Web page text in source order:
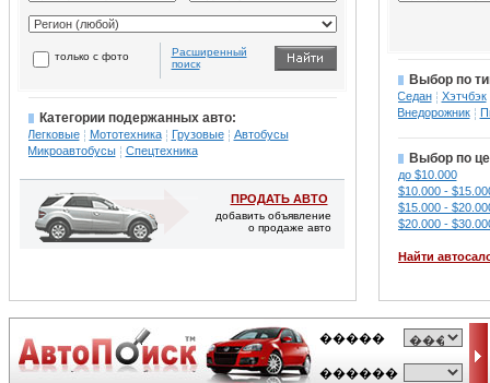
только с фото
Расширенный
поиск
Категории подержанных авто:
Легковые Мототехника Грузовые
Автобусы
Микроавтобусы
Спецтехника
ПРОДАТЬ АВТО
добавить объявление
о продаже авто
Выбор по
Седан
Хэтчбэк
Внедорожник
Выбор по
до $10.000
$10.000 -
$15.000 -
$20.000 -
Найти